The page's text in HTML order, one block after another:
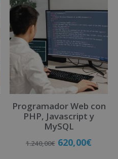
Programador Web con
PHP, Javascript y
MySQL
1.240,00€ 620,00€